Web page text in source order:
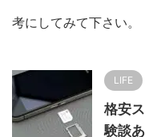
考にしてみて下さい。
LIFE
格安
験談あ